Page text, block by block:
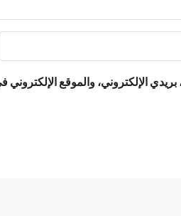
الإلكتروني، والموقع الإلكتروني